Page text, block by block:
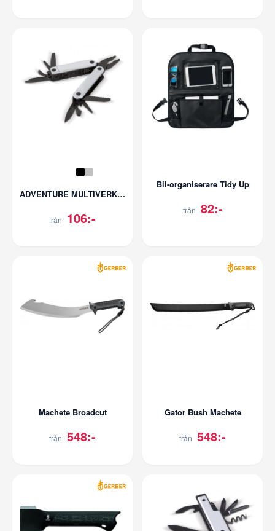
ADVENTURE MULTIVERKTYG 9-DELARS
från 106:-
Bil-organiserare Tidy Up
från 82:-
Machete Broadcut
från 548:-
Gator Bush Machete
från 548:-